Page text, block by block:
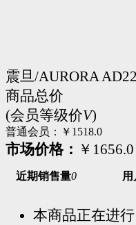
震旦/AURORA
商品总价
(会员等级价V)
普通会员： ￥1518.0
市场价格： ￥1656.0
近期销售量0 用
本商品正在进行